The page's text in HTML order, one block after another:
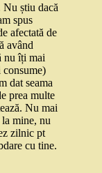
Nu știu dacă
spus
afectată de
având
nu îți mai
consume)
dat seama
prea multe
Nu mai
mine, nu
zilnic pt
cu tine.